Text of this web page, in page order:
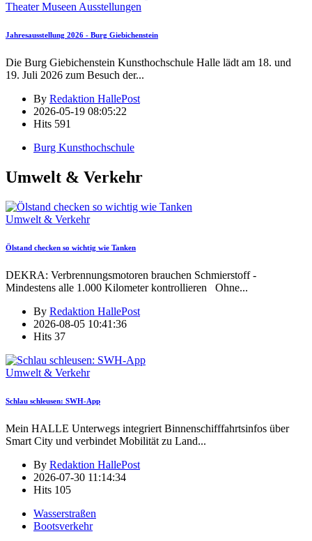
Theater Museen Ausstellungen
Jahresausstellung 2026 - Burg Giebichenstein
Die Burg Giebichenstein Kunsthochschule Halle lädt am 18. und
19. Juli 2026 zum Besuch der...
By Redaktion HallePost
2026-05-19 08:05:22
Hits 591
Burg Kunsthochschule
Umwelt & Verkehr
Umwelt & Verkehr
Ölstand checken so wichtig wie Tanken
DEKRA: Verbrennungsmotoren brauchen Schmierstoff -
Mindestens alle 1.000 Kilometer kontrollieren Ohne...
By Redaktion HallePost
2026-08-05 10:41:36
Hits 37
Umwelt & Verkehr
Schlau schleusen: SWH-App
Mein HALLE Unterwegs integriert Binnenschifffahrtsinfos über
Smart City und verbindet Mobilität zu Land...
By Redaktion HallePost
2026-07-30 11:14:34
Hits 105
Wasserstraßen
Bootsverkehr